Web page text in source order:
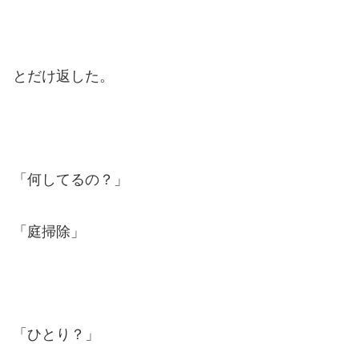
とだけ返した。
「何してるの？」
「庭掃除」
「ひとり？」